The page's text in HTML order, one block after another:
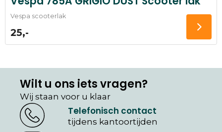
Vespa scooterlak
25,-
Wilt u ons iets vragen?
Wij staan voor u klaar
Telefonisch contact
tijdens kantoortijden